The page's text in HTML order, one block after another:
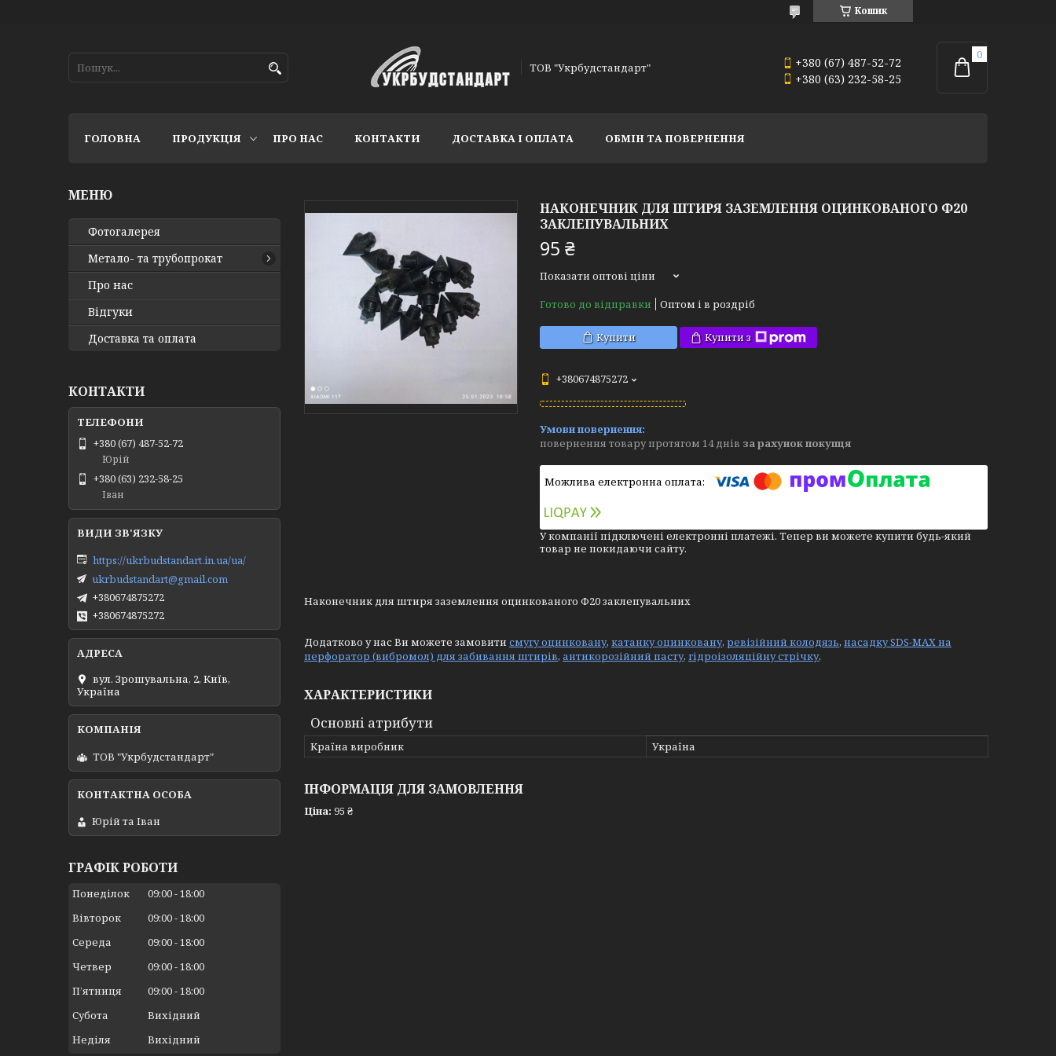
Кошик
ТОВ "Укрбудстандарт"
+380 (67) 487-52-72
+380 (63) 232-58-25
ГОЛОВНА ПРОДУКЦІЯ ПРО НАС КОНТАКТИ ДОСТАВКА І ОПЛАТА ОБМІН ТА ПОВЕРНЕННЯ
НАКОНЕЧНИК ДЛЯ ШТИРЯ ЗАЗЕМЛЕННЯ ОЦИНКОВАНОГО Ф20
ЗАКЛЕПУВАЛЬНИХ
95 ₴
Показати оптові ціни
Готово до відправки
Оптом і в роздріб
Купити Купити з
+380674875272
повернення товару протягом 14 днів за рахунок покупця
У компанії підключені електронні платежі. Тепер ви можете купити будь-який
товар не покидаючи сайту.
Наконечник для штиря заземлення оцинкованого Ф20 заклепувальних
Додатково у нас Ви можете замовити смугу оцинковану, катанку оцинковану, ревізійний колодязь, насадку SDS-MAX на
перфоратор (вибромол) для забивання штирів, антикорозійний пасту, гідроізоляційну стрічку,
ХАРАКТЕРИСТИКИ
Основні атрибути
Країна виробник Україна
ІНФОРМАЦІЯ ДЛЯ ЗАМОВЛЕННЯ
Ціна: 95 ₴
Фотогалерея
Метало- та трубопрокат
Про нас
Відгуки
Доставка та оплата
КОНТАКТИ
+380 (67) 487-52-72
Юрій
+380 (63) 232-58-25
Іван
https://ukrbudstandart.in.ua/ua/
ukrbudstandart@gmail.com
+380674875272
+380674875272
вул. Зрошувальна, 2, Київ,
Україна
ТОВ "Укрбудстандарт"
Юрій та Іван
ГРАФІК РОБОТИ
Понеділок 09:00 18:00
Вівторок
09:00 18:00
Середа
09:00 18:00
Четвер
09:00 18:00
Пʼятниця
09:00 18:00
Субота
Вихідний
Неділя
Вихідний